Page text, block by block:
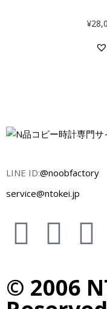
¥
LINE ID:@noobfactory
service@ntokei.jp
© 2006